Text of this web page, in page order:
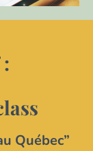
Québec”